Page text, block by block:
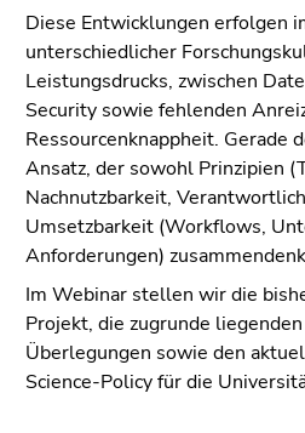
Seiteneinstellungen
(Benutzer/Sprache)
(Zugriffstaste
8)
Zur
Suche
(Zugriffstaste
9)
Diese Entwicklungen erfolgen
unterschiedlicher
Leistungsdrucks, zwischen
Security sowie fehlenden
Ressourcenknappheit. Gerade
Ansatz, der sowohl Prinzipien
Nachnutzbarkeit,
Umsetzbarkeit (Workflows,
Anforderungen)
Im Webinar stellen wir die
Projekt, die zugrunde
Überlegungen sowie den
Science-Policy für die